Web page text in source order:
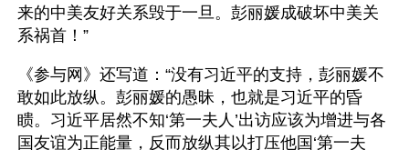
来的中美友好关系毁于一旦。彭丽媛成破坏中美关
系祸首！”
《参与网》还写道：“没有习近平的支持，彭丽媛不
敢如此放纵。彭丽媛的愚昧，也就是习近平的昏
瞆。习近平居然不知‘第一夫人’出访应该为增进与各
国友谊为正能量，反而放纵其以打压他国‘第一夫